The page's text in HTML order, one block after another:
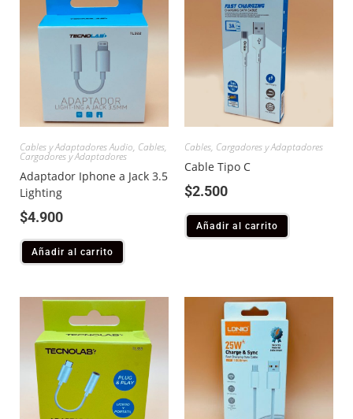
Cables y Adaptadores Audio, Cables,
Cargadores y Adaptadores
Adaptador Iphone a Jack 3.5
Lighting
$4.900
Añadir al carrito
Cables, Cargadores y Adaptadores
Cable Tipo C
$2.500
Añadir al carrito